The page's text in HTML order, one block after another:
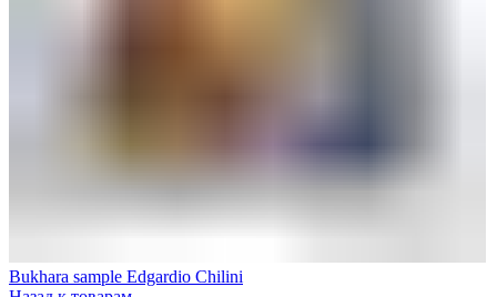
Bukhara sample Edgardio Chilini